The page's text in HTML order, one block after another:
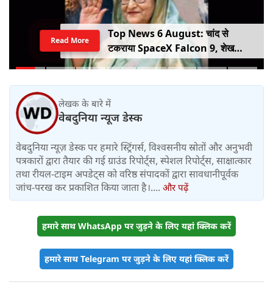
Top News 6 August: चांद से
टकराया SpaceX Falcon 9, शेख
हसीना की घर वापसी का ऐलान, MP में बस
Read More
लेखक के बारे में
वेबदुनिया न्यूज डेस्क
वेबदुनिया न्यूज़ डेस्क पर हमारे स्ट्रिंगर्स, विश्वसनीय स्रोतों और अनुभवी
पत्रकारों द्वारा तैयार की गई ग्राउंड रिपोर्ट्स, स्पेशल रिपोर्ट्स, साक्षात्कार
तथा रीयल-टाइम अपडेट्स को वरिष्ठ संपादकों द्वारा सावधानीपूर्वक
जांच-परख कर प्रकाशित किया जाता है।.... और पढ़ें
हमारे साथ WhatsApp पर जुड़ने के लिए यहां क्लिक करें
हमारे साथ Telegram पर जुड़ने के लिए यहां क्लिक करें